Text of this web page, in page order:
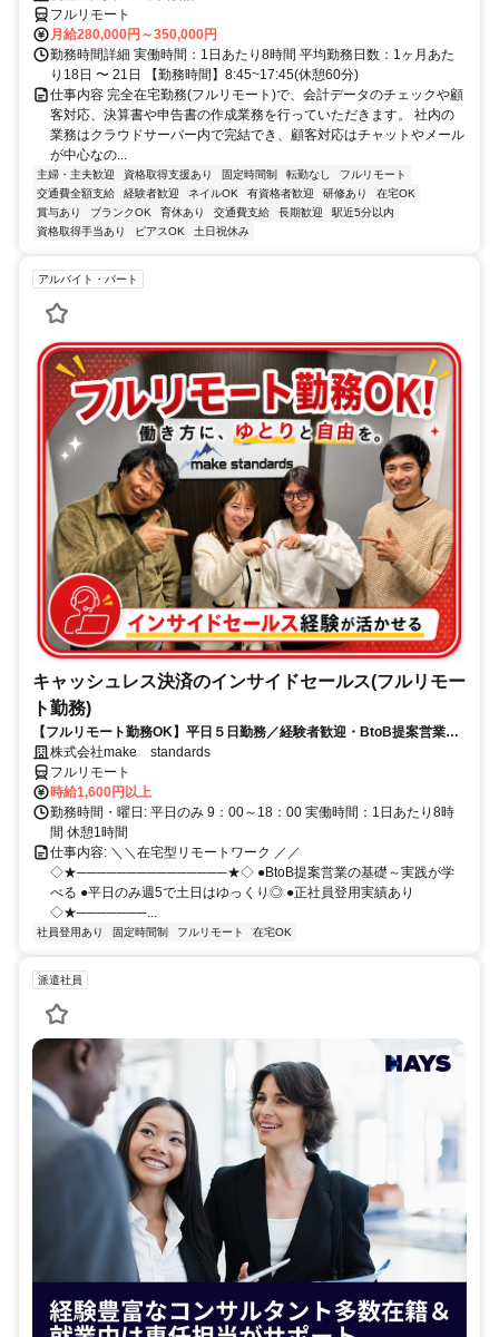
フルリモート
月給280,000円～350,000円
勤務時間詳細 実働時間：1日あたり8時間 平均勤務日数：1ヶ月あた
り18日 〜 21日 【勤務時間】8:45~17:45(休憩60分)
仕事内容 完全在宅勤務(フルリモート)で、会計データのチェックや顧
客対応、決算書や申告書の作成業務を行っていただきます。 社内の
業務はクラウドサーバー内で完結でき、顧客対応はチャットやメール
が中心なの...
主婦・主夫歓迎 資格取得支援あり 固定時間制 転勤なし
フルリモート
交通費全額支給
経験者歓迎 ネイルOK 有資格者歓迎 研修あり
在宅OK
賞与あり
ブランクOK 育休あり 交通費支給 長期歓迎
駅近5分以内
資格取得手当あり
ピアスOK 土日祝休み
アルバイト・パート
キャッシュレス決済のインサイドセールス(フルリモー
ト勤務)
【フルリモート勤務OK】平日５日勤務／経験者歓迎・BtoB提案営業で
スキルアップ
株式会社make standards
フルリモート
時給1,600円以上
勤務時間・曜日: 平日のみ 9：00～18：00 実働時間：1日あたり8時
間 休憩1時間
仕事内容: ＼＼在宅型リモートワーク ／／
◇★───────────────★◇ ●BtoB提案営業の基礎～実践が学
べる ●平日のみ週5で土日はゆっくり◎ ●正社員登用実績あり
◇★───────...
社員登用あり 固定時間制 フルリモート 在宅OK
派遣社員